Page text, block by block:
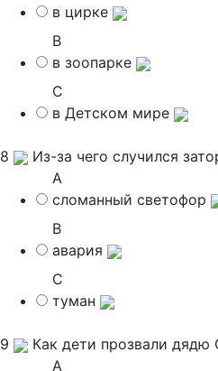
в цирке
B
в зоопарке
C
в Детском мире
8
Из-за чего случился
A
сломанный светофор
B
авария
C
туман
9
Как дети прозвали дядю
A